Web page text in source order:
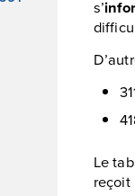
s’
Le
reçoit